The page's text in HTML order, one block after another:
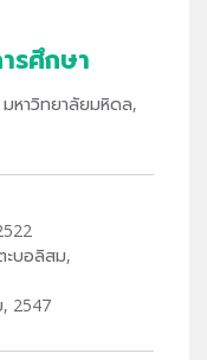
รศึกษา
หาวิทยาลัยมหิดล,
ะบอลิสม,
, 2547